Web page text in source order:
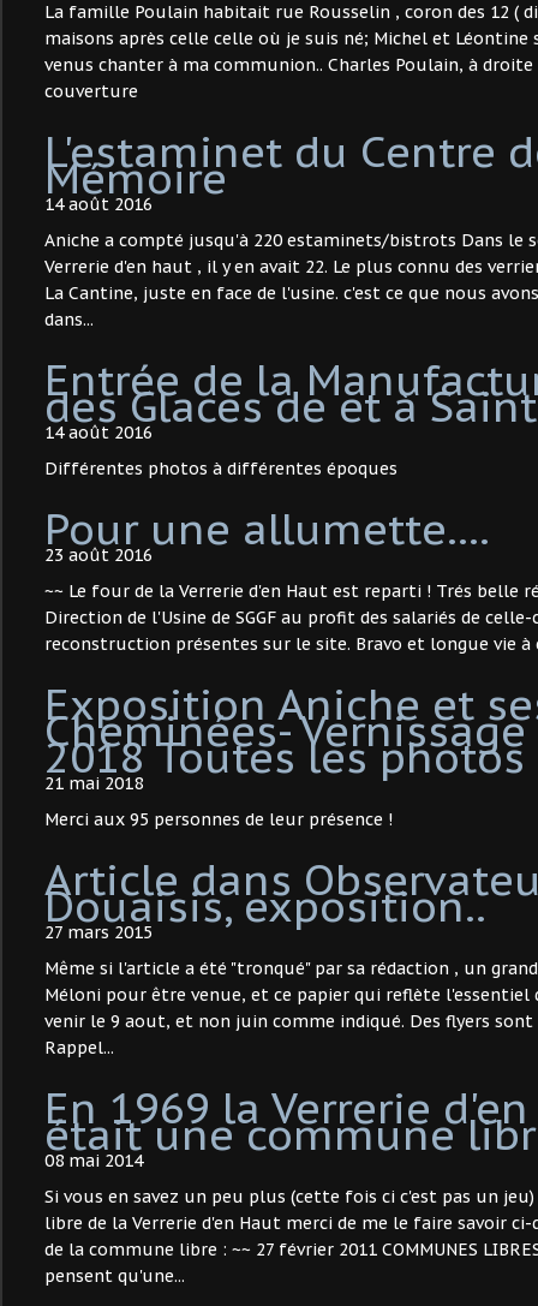
La famille Poulain habitait rue Rousselin , coron des 12 (
maisons après celle celle où je suis né; Michel et Léontine
venus chanter à ma communion.. Charles Poulain, à
couverture
L'estaminet du Centre
Mémoire
14 août 2016
Aniche a compté jusqu'à 220 estaminets/bistrots Dans le
Verrerie d'en haut , il y en avait 22. Le plus connu des
La Cantine, juste en face de l'usine. c'est ce que nous
dans...
Entrée de la
des Glaces de et à
14 août 2016
Différentes photos à différentes époques
Pour une allumette....
23 août 2016
~~ Le four de la Verrerie d'en Haut est reparti ! Trés belle
Direction de l'Usine de SGGF au profit des salariés de
reconstruction présentes sur le site. Bravo et longue vie à
Exposition Aniche et
Cheminées-
2018 Toutes les photos
21 mai 2018
Merci aux 95 personnes de leur présence !
Article dans
Douaisis, exposition..
27 mars 2015
Même si l'article a été "tronqué" par sa rédaction , un
Méloni pour être venue, et ce papier qui reflète l'essentiel
venir le 9 aout, et non juin comme indiqué. Des flyers
Rappel...
En 1969 la Verrerie
était une commune
08 mai 2014
Si vous en savez un peu plus (cette fois ci c'est pas un
libre de la Verrerie d'en Haut merci de me le faire savoir
de la commune libre : ~~ 27 février 2011 COMMUNES
pensent qu'une...